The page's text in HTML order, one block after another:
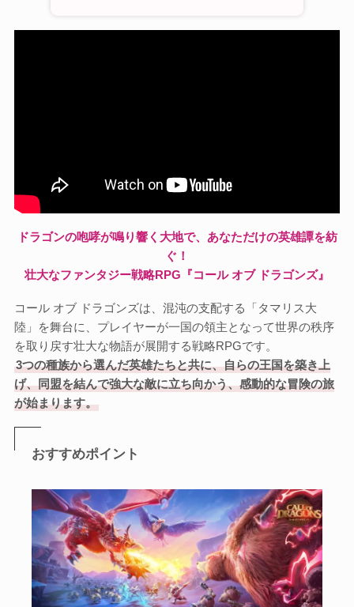
ドラゴンの咆哮が鳴り響く大地で、あなただけの英雄譚を紡
ぐ！
壮大なファンタジー戦略RPG『コール オブ ドラゴンズ』
コール オブ ドラゴンズは、混沌の支配する「タマリス大
陸」を舞台に、プレイヤーが一国の領主となって世界の秩序
を取り戻す壮大な物語が展開する戦略RPGです。
3つの種族から選んだ英雄たちと共に、自らの王国を築き上
げ、同盟を結んで強大な敵に立ち向かう、感動的な冒険の旅
が始まります。
おすすめポイント